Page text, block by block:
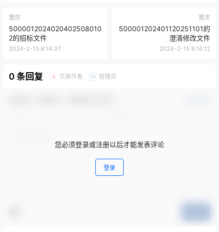
重庆
5000012024020402508010
2的招标文件
2024-2-15 8:14:37
重庆
500001202401120251101的
澄清修改文件
2024-2-15 8:16:12
0 条回复 A 文章作者 M 管理员
您必须登录或注册以后才能发表评论
登录